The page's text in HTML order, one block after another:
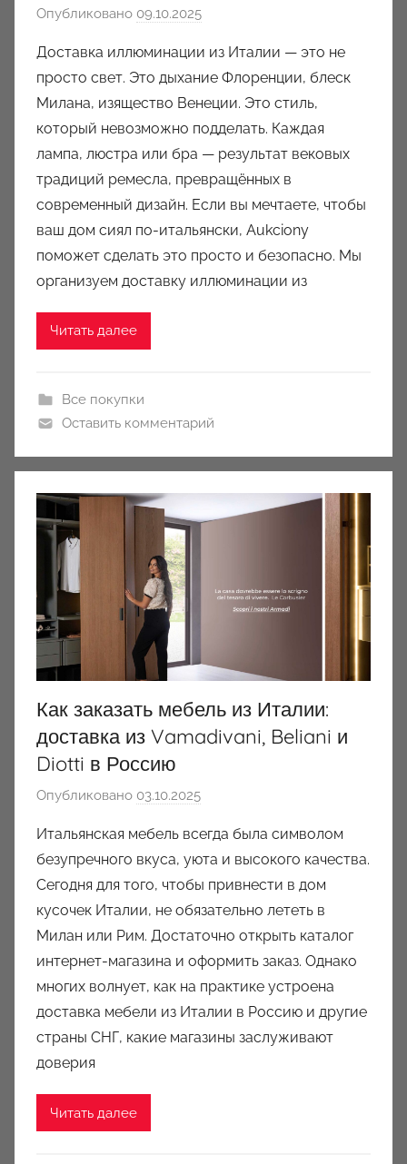
Опубликовано 09.10.2025
т
о
р
о
м
a
u
k
c
Доставка иллюминации из Италии — это не
просто свет. Это дыхание Флоренции, блеск
Милана, изящество Венеции. Это стиль,
который невозможно подделать. Каждая
лампа, люстра или бра — результат вековых
традиций ремесла, превращённых в
современный дизайн. Если вы мечтаете, чтобы
ваш дом сиял по-итальянски, Aukciony
поможет сделать это просто и безопасно. Мы
организуем доставку иллюминации из
Читать далее
Все покупки
Оставить комментарий
Как заказать мебель из Италии:
доставка из Vamadivani, Beliani и
Diotti в Россию
Опубликовано 03.10.2025
т
о
р
о
м
a
u
k
c
Итальянская мебель всегда была символом
безупречного вкуса, уюта и высокого качества.
Сегодня для того, чтобы привнести в дом
кусочек Италии, не обязательно лететь в
Милан или Рим. Достаточно открыть каталог
интернет-магазина и оформить заказ. Однако
многих волнует, как на практике устроена
доставка мебели из Италии в Россию и другие
страны СНГ, какие магазины заслуживают
доверия
Читать далее